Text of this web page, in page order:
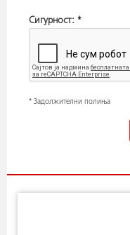
Сигурност: *
* Задолжителни полиња